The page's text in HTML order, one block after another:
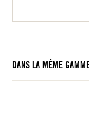
DANS LA MÊME